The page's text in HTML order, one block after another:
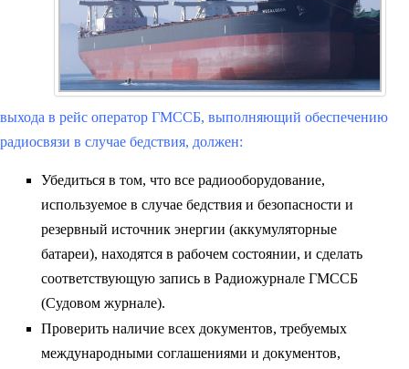
выхода в рейс оператор ГМССБ, выполняющий обеспечению
радиосвязи в случае бедствия, должен:
Убедиться в том, что все радиооборудование,
используемое в случае бедствия и безопасности и
резервный источник энергии (аккумуляторные
батареи), находятся в рабочем состоянии, и сделать
соответствующую запись в Радиожурнале ГМССБ
(Судовом журнале).
Проверить наличие всех документов, требуемых
международными соглашениями и документов,